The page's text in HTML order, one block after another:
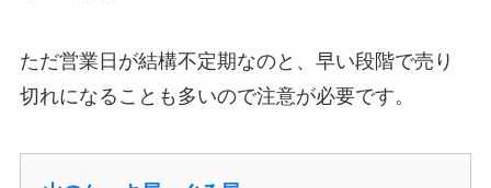
ただ営業日が結構不定期なのと、早い段階で売り
切れになることも多いので注意が必要です。